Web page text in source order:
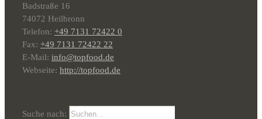
Badstraße 16
74072 Heilbronn
Telefon: +49 7131 72422 0
Fax: +49 7131 72422 22
E-Mail: info@topfood.de
Webseite: http://topfood.de
Suche nach: